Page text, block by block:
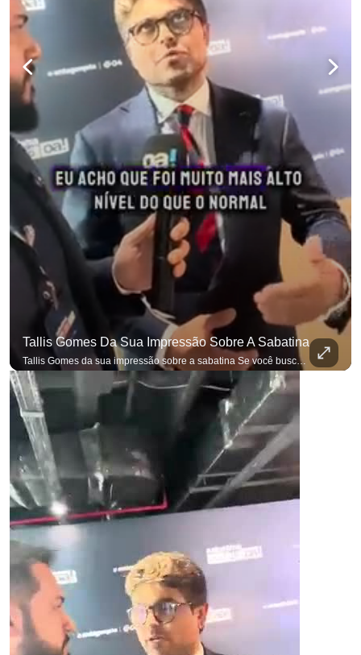
Tallis Gomes Da Sua Impressão Sobre A Sabatina
Tallis Gomes da sua impressão sobre a sabatina Se você busca informação com credibilidade, inscreva-se agora e ative o